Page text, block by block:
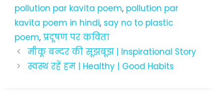
pollution par kavita poem, pollution par
kavita poem in hindi, say no to plastic
poem, प्रदूषण पर कविता
मीकू बन्दर की सूझबूझ | Inspirational Story
स्वस्थ रहें हम | Healthy | Good Habits